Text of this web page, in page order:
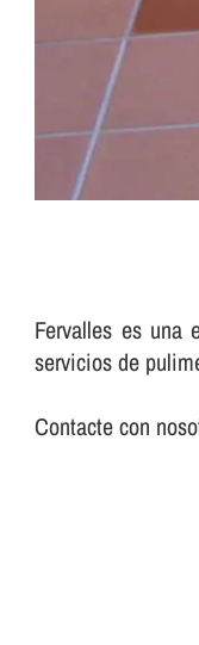
Fervalles es una
servicios de
Contacte con